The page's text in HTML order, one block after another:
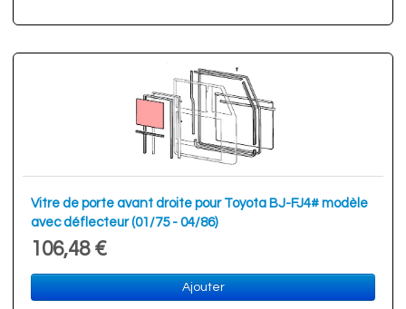
Vitre de porte avant droite pour Toyota BJ-FJ4# modèle
avec déflecteur (01/75 - 04/86)
106,48 €
Ajouter